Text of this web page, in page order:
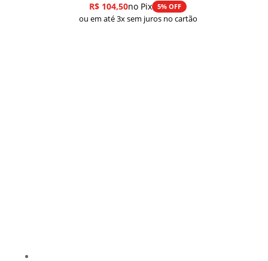
R$ 104,50no Pix 5% OFF
ou em até 3x sem juros no cartão